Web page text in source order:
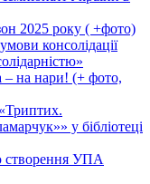
2025 року ( +фото)
консолідації
на нари! (+ фото,
у бібліотеці
створення УПА